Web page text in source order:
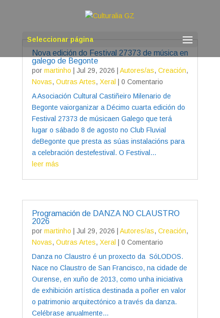
Seleccionar página
Nova edición do Festival 27373 de música en
galego de Begonte
por martinho Jul 29, 2026 Autores/as, Creación,
Novas, Outras Artes, Xeral
| 0 Comentario
A Asociación Cultural Castiñeiro Milenario de
Begonte vaiorganizar a Décimo cuarta edición do
Festival 27373 de músicaen Galego que terá
lugar o sábado 8 de agosto no Club Fluvial
deBegonte que presta as súas instalacións para
a celebración destefestival. O Festival...
leer más
Programación de DANZA NO CLAUSTRO
2026
por martinho Jul 29, 2026 Autores/as, Creación,
Novas, Outras Artes, Xeral
| 0 Comentario
Danza no Claustro é un proxecto da SóLODOS.
Nace no Claustro de San Francisco, na cidade de
Ourense, en xuño de 2013, como unha iniciativa
de exhibición artística destinada a poñer en valor
o patrimonio arquitectónico a través da danza.
Celébrase anualmente...